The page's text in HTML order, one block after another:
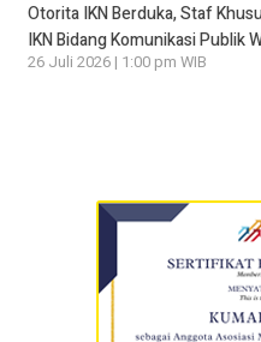
Otorita IKN Berduka, Staf
IKN Bidang Komunikasi Publik
26 Juli 2026 | 1:00 pm WIB